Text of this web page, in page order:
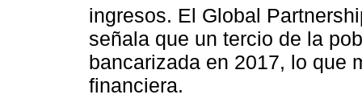
ingresos. El Global
señala que un tercio de la
bancarizada en 2017, lo que
financiera.